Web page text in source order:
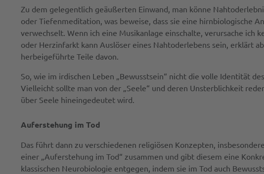
Zu dem gelegentlich geäußerten Einwand, man könne
oder Tiefenmeditation, was beweise, dass sie eine hirnbiologische
verwechselt. Wenn ich eine Musikanlage einschalte, verursache ich
oder Herzinfarkt kann Auslöser eines Nahtoderlebens sein, erklärt
herbeigeführte Teile davon.
So, wie im irdischen Leben „Bewusstsein“ nicht die volle Identität
Vielleicht sollte man von der „Seele“ und deren Unsterblichkeit
über Seele hineingedeutet wird.
Auferstehung im Tod
Das führt dann zu verschiedenen religiösen Konzepten,
einer „Auferstehung im Tod“ zusammen und gibt diesem eine
klassischen Neurobiologie entgegen, indem sie im Tod auch